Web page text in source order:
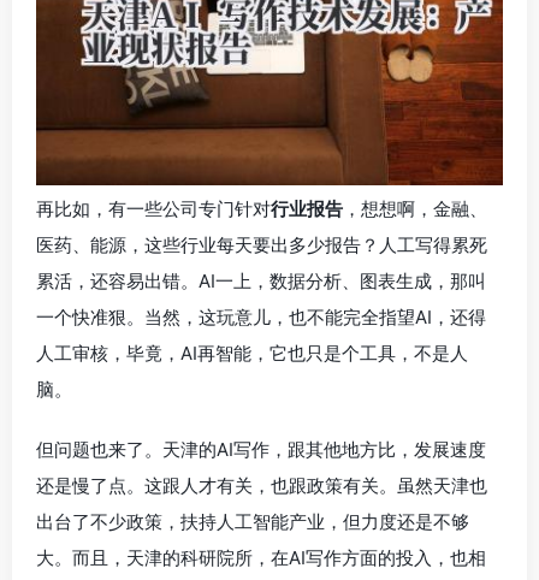
再比如，有一些公司专门针对行业报告 ，想想啊，金融、
医药、能源，这些行业每天要出多少报告？人工写得累死
累活，还容易出错。AI一上，数据分析、图表生成，那叫
一个快准狠。当然，这玩意儿，也不能完全指望AI，还得
人工审核，毕竟，AI再智能，它也只是个工具，不是人
脑。
但问题也来了。天津的AI写作，跟其他地方比，发展速度
还是慢了点。这跟人才有关，也跟政策有关。虽然天津也
出台了不少政策，扶持人工智能产业，但力度还是不够
大。而且，天津的科研院所，在AI写作方面的投入，也相